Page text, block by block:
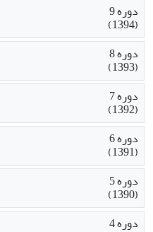
دوره 9
(1394)
دوره 8
(1393)
دوره 7
(1392)
دوره 6
(1391)
دوره 5
(1390)
دوره 4